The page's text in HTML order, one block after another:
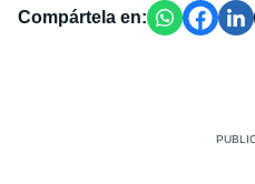
Compártela en: